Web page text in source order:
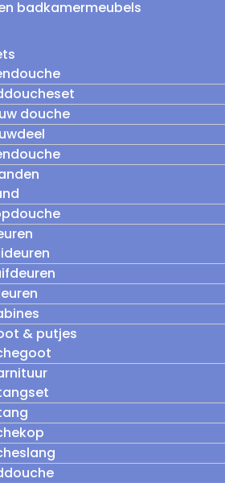
badkamermeubels
douche
& putjes